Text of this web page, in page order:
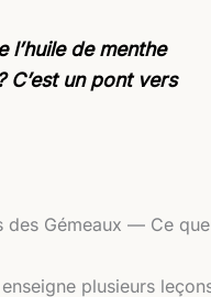
l’huile de menthe
C’est un pont vers
des Gémeaux — Ce que
plusieurs